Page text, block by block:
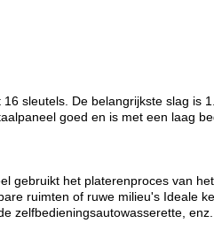
sleutels. De belangrijkste slag is
goed en is met een laag
gebruikt het platerenproces van
ruimten of ruwe milieu's Ideale
zelfbedieningsautowasserette, enz.